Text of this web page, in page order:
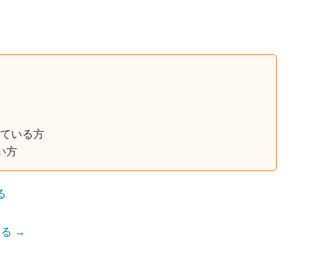
いる方
方
る →